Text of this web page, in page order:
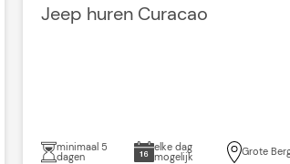
Jeep huren Curacao
minimaal 5
dagen
elke dag
mogelijk Grote